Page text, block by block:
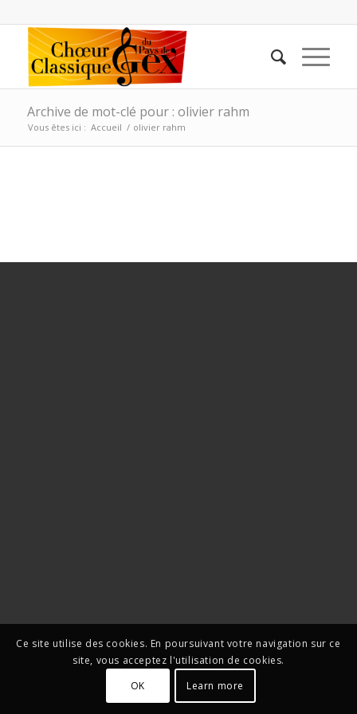
Archive de mot-clé pour : olivier rahm
Vous êtes ici : Accueil / olivier rahm
Ce site utilise des cookies. En poursuivant votre navigation sur ce
site, vous acceptez l'utilisation de cookies.
OK
Learn more